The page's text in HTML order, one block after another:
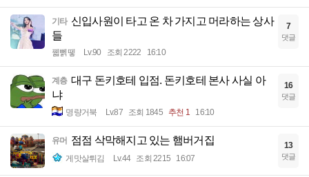
기타 신입사원이 타고 온 차 가지고 머라하는 상사
들
꿻뻵뗗 Lv.90 조회 2222 16:10
7
댓글
계층 대구 돈키호테 입점. 돈키호테 본사 사실 아
냐
명량거북 Lv.87 조회 1845 추천 1 16:10
16
댓글
유머 점점 삭막해지고 있는 햄버거집
게맛살튀김 Lv.44 조회 2215 16:07
13
댓글